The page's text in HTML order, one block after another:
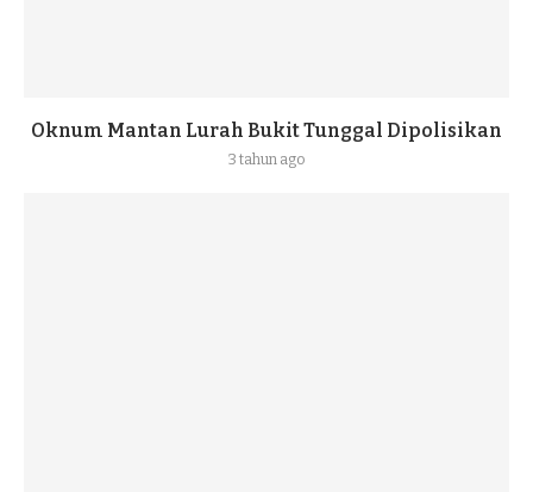
Oknum Mantan Lurah Bukit Tunggal Dipolisikan
3 tahun ago